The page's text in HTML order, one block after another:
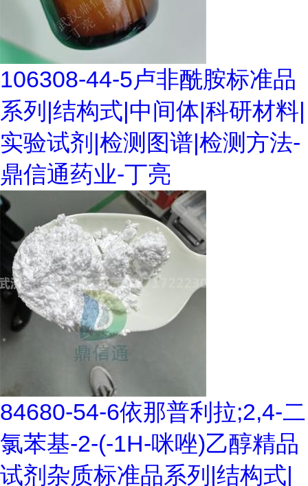
106308-44-5卢非酰胺标准品
系列|结构式|中间体|科研材料|
实验试剂|检测图谱|检测方法-
鼎信通药业-丁亮
84680-54-6依那普利拉;2,4-二
氯苯基-2-(-1H-咪唑)乙醇精品
试剂杂质标准品系列|结构式|